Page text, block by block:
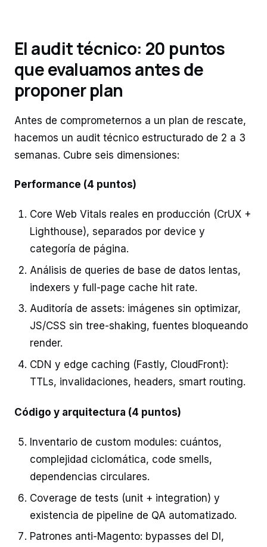
El audit técnico: 20 puntos
que evaluamos antes de
proponer plan
Antes de comprometernos a un plan de rescate,
hacemos un audit técnico estructurado de 2 a 3
semanas. Cubre seis dimensiones:
Performance (4 puntos)
Core Web Vitals reales en producción (CrUX +
Lighthouse), separados por device y
categoría de página.
Análisis de queries de base de datos lentas,
indexers y full-page cache hit rate.
Auditoría de assets: imágenes sin optimizar,
JS/CSS sin tree-shaking, fuentes bloqueando
render.
CDN y edge caching (Fastly, CloudFront):
TTLs, invalidaciones, headers, smart routing.
Código y arquitectura (4 puntos)
Inventario de custom modules: cuántos,
complejidad ciclomática, code smells,
dependencias circulares.
Coverage de tests (unit + integration) y
existencia de pipeline de QA automatizado.
Patrones anti-Magento: bypasses del DI,